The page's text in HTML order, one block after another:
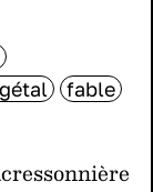
fable